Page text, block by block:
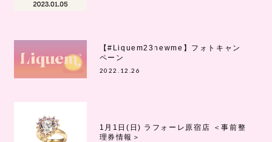
【#Liquem23newme】フォトキャン
ペーン
2022.12.26
1月1日(日) ラフォーレ原宿店 ＜事前整
理券情報＞